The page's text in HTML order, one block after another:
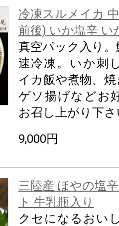
冷凍スルメイカ
前後) いか塩辛 い
真空パック入り
速冷凍。いか刺
イカ飯や煮物、
ゲソ揚げなどお
お召し上がり下
9,000円
三陸産 ほやの塩
ト 牛乳瓶入り
クセになるおい